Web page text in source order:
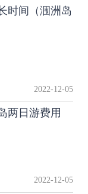
时间（涠洲岛
2022-12-05
两日游费用
2022-12-05